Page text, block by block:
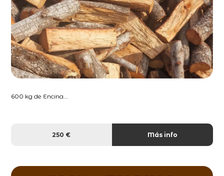
600 kg de Encina...
250 € Más info